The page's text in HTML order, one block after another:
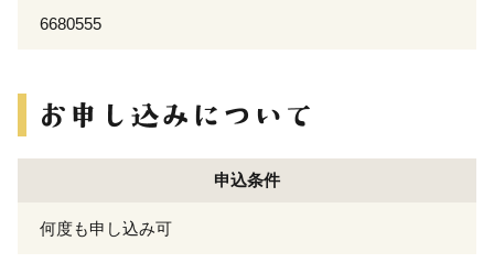
6680555
申込条件
何度も申し込み可